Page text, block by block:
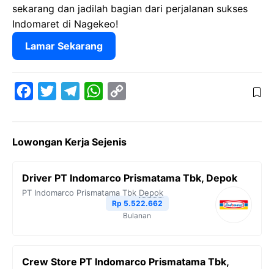
sekarang dan jadilah bagian dari perjalanan sukses
Indomaret di Nagekeo!
Lamar Sekarang
e
o
t
e
e
r
W
t
A
y
i
n
k
Lowongan Kerja Sejenis
Driver PT Indomarco Prismatama Tbk, Depok
PT Indomarco Prismatama Tbk Depok
Rp 5.522.662
Bulanan
Crew Store PT Indomarco Prismatama Tbk,